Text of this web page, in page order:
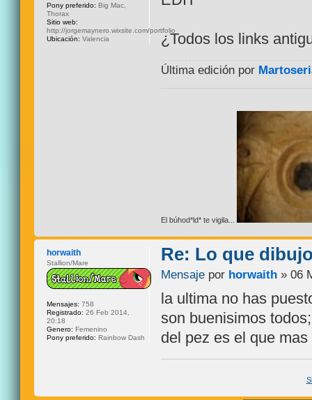
¿Todos los links
Última edición por
El búhod*ld* te vigila...
Pony preferido: Big Mac,
Thorax
Sitio web:
http://jorgemaynero.wixsite.com/portfolio
Ubicación: Valencia
Re: Lo que
Mensaje por horwaith » 06
la ultima no has
son buenisimos
del pez es el que
horwaith
Stallion/Mare
Mensajes: 758
Registrado: 26 Feb 2014,
20:18
Genero: Femenino
Pony preferido: Rainbow Dash